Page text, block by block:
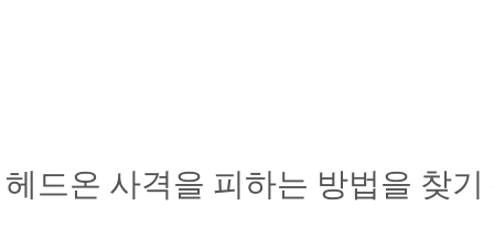
헤드온 사격을 피하는 방법을 찾기